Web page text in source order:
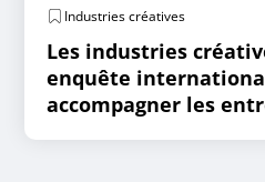
Industries créatives
Les industries
enquête
accompagner les